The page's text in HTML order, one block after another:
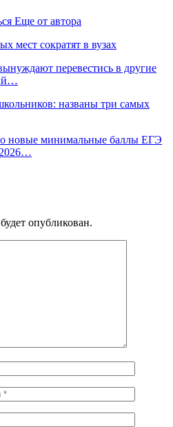
Еще от автора
мест сократят в вузах
перевестись в другие
названы три самых
новые минимальные баллы ЕГЭ
2026…
опубликован.